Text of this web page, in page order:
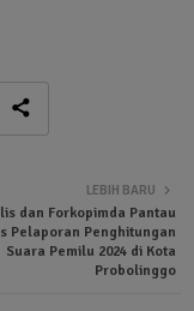
LEBIH BARU
dan Forkopimda Pantau
Pelaporan Penghitungan
Suara Pemilu 2024 di Kota
Probolinggo